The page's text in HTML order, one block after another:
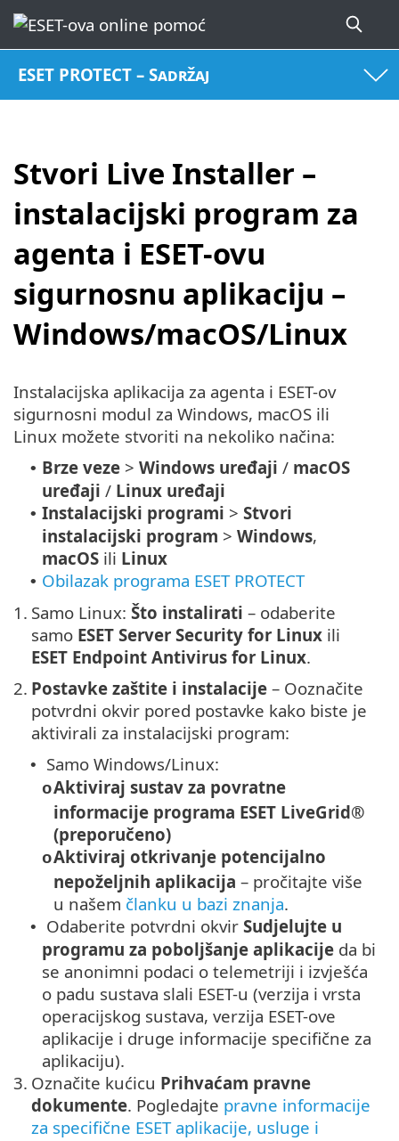
ESET PROTECT – Sadržaj
Stvori Live Installer –
instalacijski program za
agenta i ESET-ovu
sigurnosnu aplikaciju –
Windows/macOS/Linux
Instalacijska aplikacija za agenta i ESET-ov
sigurnosni modul za Windows, macOS ili
Linux možete stvoriti na nekoliko načina:
• Brze veze > Windows uređaji / macOS
uređaji / Linux uređaji
• Instalacijski programi > Stvori
instalacijski program > Windows,
macOS ili Linux
• Obilazak programa ESET PROTECT
1. Samo Linux: Što instalirati – odaberite
samo ESET Server Security for Linux ili
ESET Endpoint Antivirus for Linux.
2. Postavke zaštite i instalacije – Ooznačite
potvrdni okvir pored postavke kako biste je
aktivirali za instalacijski program:
• Samo Windows/Linux:
oAktiviraj sustav za povratne
informacije programa ESET LiveGrid®
(preporučeno)
oAktiviraj otkrivanje potencijalno
nepoželjnih aplikacija – pročitajte više
u našem članku u bazi znanja.
• Odaberite potvrdni okvir Sudjelujte u
programu za poboljšanje aplikacije da bi
se anonimni podaci o telemetriji i izvješća
o padu sustava slali ESET-u (verzija i vrsta
operacijskog sustava, verzija ESET-ove
aplikacije i druge informacije specifične za
aplikaciju).
3. Označite kućicu Prihvaćam pravne
dokumente. Pogledajte pravne informacije
za specifične ESET aplikacije, usluge i